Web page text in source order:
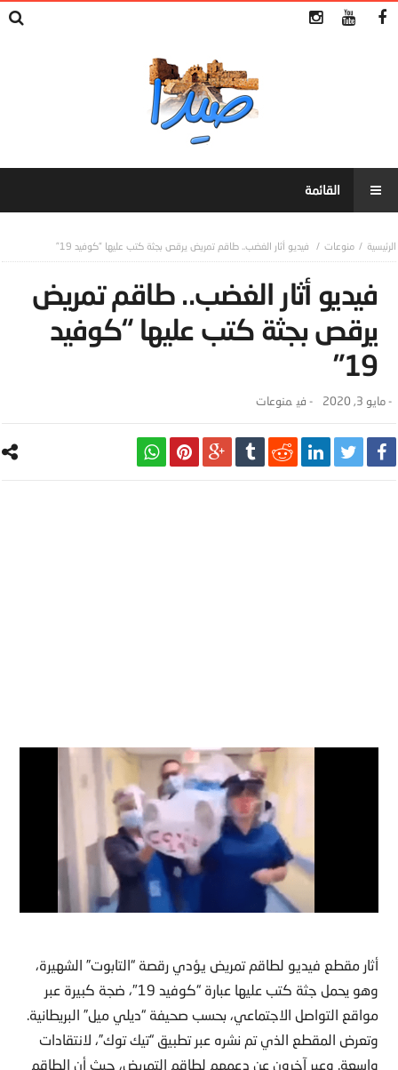
منوعات فيديو أثار الغضب.. طاقم تمريض يرقص بجثة كتب عليها “كوفيد 19”
فيديو أثار الغضب.. طاقم تمريض
يرقص بجثة كتب عليها “كوفيد
19”
-مايو 3, 2020 - ‎في منوعات
أثار مقطع فيديو لطاقم تمريض يؤدي رقصة “التابوت” الشهيرة،
وهو يحمل جثة كتب عليها عبارة “كوفيد 19″، ضجة كبيرة عبر
مواقع التواصل الاجتماعي، بحسب صحيفة “ديلي ميل” البريطانية.
وتعرض المقطع الذي تم نشره عبر تطبيق “تيك توك”، لانتقادات
واسعة. وعبر آخرون عن دعمهم لطاقم التمريض، حيث أن الطاقم